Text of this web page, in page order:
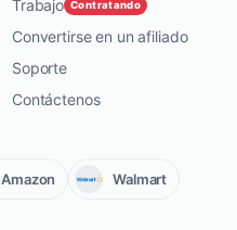
Trabajo Contratando
Convertirse en un afiliado
Soporte
Contáctenos
Amazon Walmart